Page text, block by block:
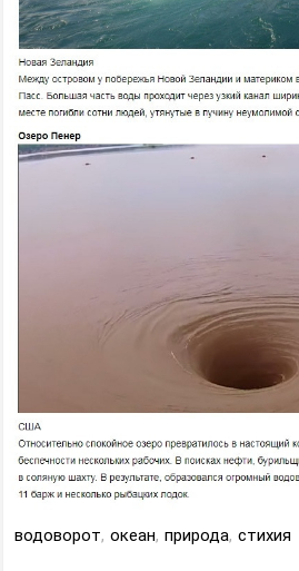
водоворот, океан, природа, стихия